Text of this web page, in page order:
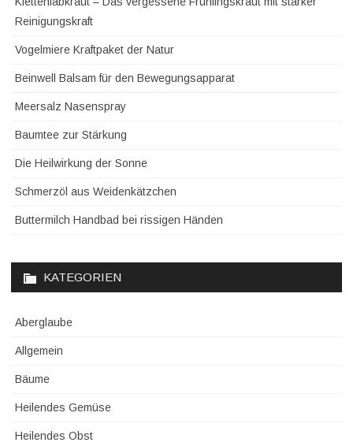
Reinigungskraft
Vogelmiere Kraftpaket der Natur
Beinwell Balsam für den Bewegungsapparat
Meersalz Nasenspray
Baumtee zur Stärkung
Die Heilwirkung der Sonne
Schmerzöl aus Weidenkätzchen
Buttermilch Handbad bei rissigen Händen
KATEGORIEN
Aberglaube
Allgemein
Bäume
Heilendes Gemüse
Heilendes Obst